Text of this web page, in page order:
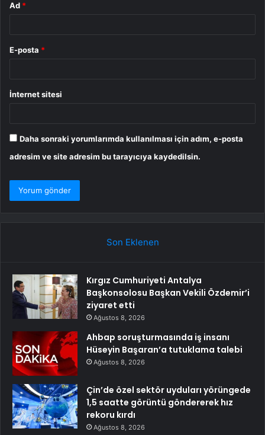
Ad *
E-posta *
İnternet sitesi
Daha sonraki yorumlarımda kullanılması için adım, e-posta
adresim ve site adresim bu tarayıcıya kaydedilsin.
Son Eklenen
Kırgız Cumhuriyeti Antalya
Başkonsolosu Başkan Vekili Özdemir’i
ziyaret etti
Ağustos 8, 2026
Ahbap soruşturmasında iş insanı
Hüseyin Başaran’a tutuklama talebi
Ağustos 8, 2026
Çin’de özel sektör uyduları yörüngede
1,5 saatte görüntü göndererek hız
rekoru kırdı
Ağustos 8, 2026